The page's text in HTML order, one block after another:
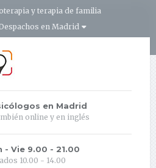
y terapia de familia
en Madrid
en Madrid
online y en inglés
- Vie 9.00 - 21.00
10.00 - 14.00